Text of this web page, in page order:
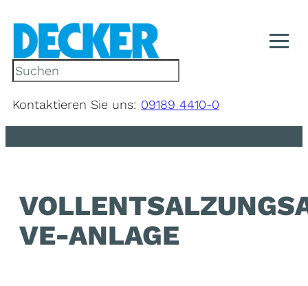
Inhalt
springen
S
u
c
h
Kontaktieren Sie uns: 09189 4410-0
VE-ANLAGE